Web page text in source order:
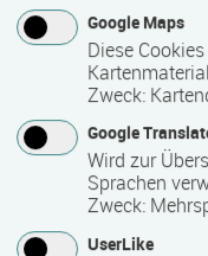
wie die Agentur für
sind nach der AZAV
damit förderfähig. Mit
praxisnahen Inhalten
unterstützt COMCAVE
Qualifizierung und
Google Maps
Diese
Zweck:
Google
Wird zur
Sprachen
Zweck:
UserLike